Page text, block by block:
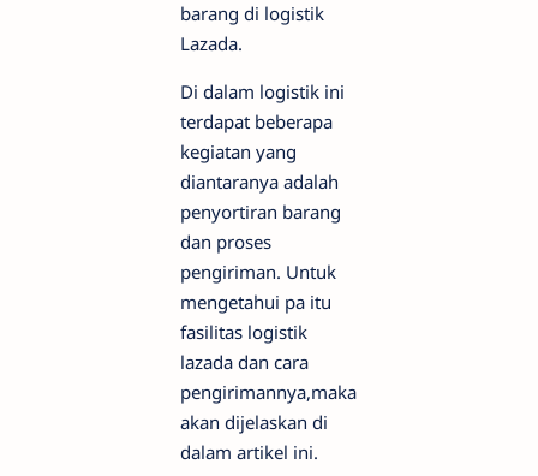
barang di logistik
Lazada.
Di dalam logistik ini
terdapat beberapa
kegiatan yang
diantaranya adalah
penyortiran barang
dan proses
pengiriman. Untuk
mengetahui pa itu
fasilitas logistik
lazada dan cara
pengirimannya,maka
akan dijelaskan di
dalam artikel ini.